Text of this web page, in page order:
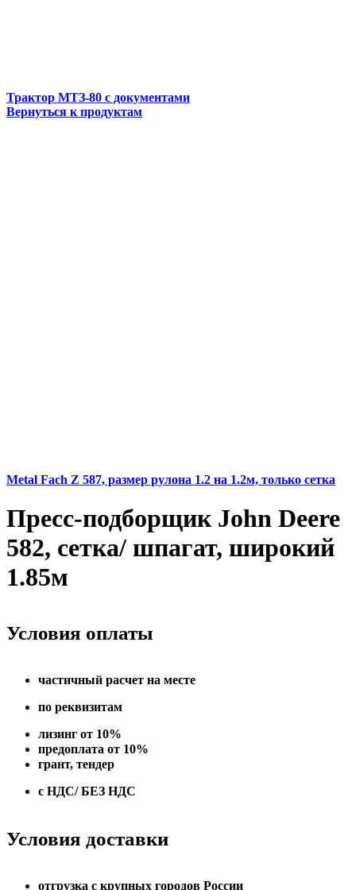
Трактор МТЗ-80 с документами
Вернуться к продуктам
Metal Fach Z 587, размер рулона 1.2 на 1.2м, только сетка
Пресс-подборщик John Deere
582, сетка/ шпагат, широкий
1.85м
Условия оплаты
частичный расчет на месте
по реквизитам
лизинг от 10%
предоплата от 10%
грант, тендер
с НДС/ БЕЗ НДС
Условия доставки
отгрузка с крупных городов России